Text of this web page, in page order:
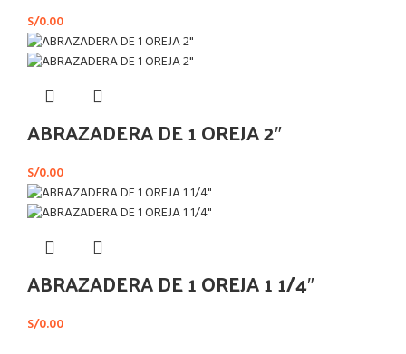
S/0.00
ABRAZADERA DE 1 OREJA 2″
S/0.00
ABRAZADERA DE 1 OREJA 1 1/4″
S/0.00